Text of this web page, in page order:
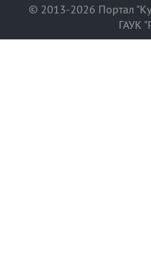
© 2013-2026 Портал
ГАУК